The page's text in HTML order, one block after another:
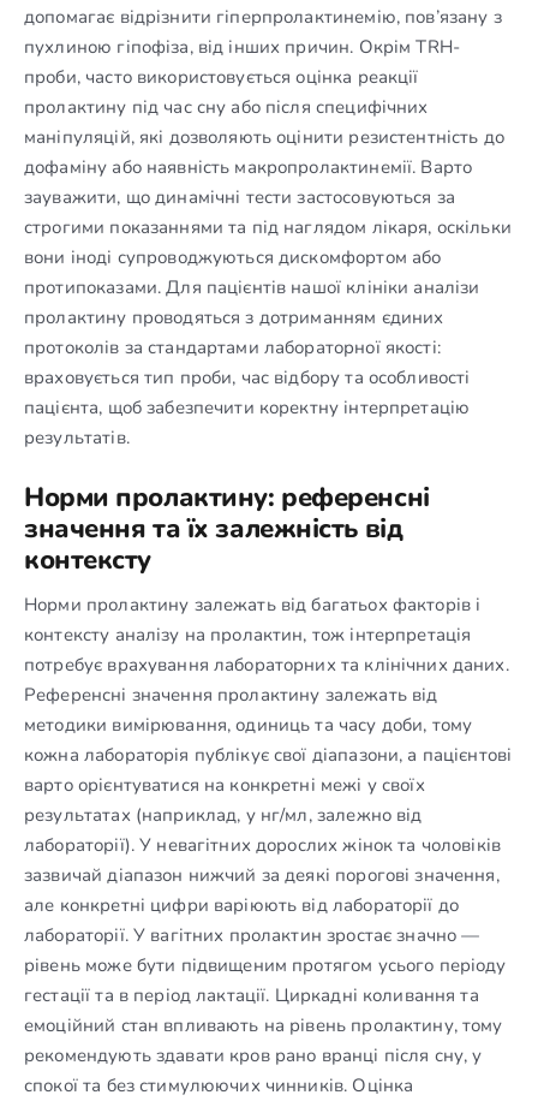
допомагає відрізнити гіперпролактинемію, пов’язану з
пухлиною гіпофіза, від інших причин. Окрім TRH-
проби, часто використовується оцінка реакції
пролактину під час сну або після специфічних
маніпуляцій, які дозволяють оцінити резистентність до
дофаміну або наявність макропролактинемії. Варто
зауважити, що динамічні тести застосовуються за
строгими показаннями та під наглядом лікаря, оскільки
вони іноді супроводжуються дискомфортом або
протипоказами. Для пацієнтів нашої клініки аналізи
пролактину проводяться з дотриманням єдиних
протоколів за стандартами лабораторної якості:
враховується тип проби, час відбору та особливості
пацієнта, щоб забезпечити коректну інтерпретацію
результатів.
Норми пролактину: референсні
значення та їх залежність від
контексту
Норми пролактину залежать від багатьох факторів і
контексту аналізу на пролактин, тож інтерпретація
потребує врахування лабораторних та клінічних даних.
Референсні значення пролактину залежать від
методики вимірювання, одиниць та часу доби, тому
кожна лабораторія публікує свої діапазони, а пацієнтові
варто орієнтуватися на конкретні межі у своїх
результатах (наприклад, у нг/мл, залежно від
лабораторії). У невагітних дорослих жінок та чоловіків
зазвичай діапазон нижчий за деякі порогові значення,
але конкретні цифри варіюють від лабораторії до
лабораторії. У вагітних пролактин зростає значно —
рівень може бути підвищеним протягом усього періоду
гестації та в період лактації. Циркадні коливання та
емоційний стан впливають на рівень пролактину, тому
рекомендують здавати кров рано вранці після сну, у
спокої та без стимулюючих чинників. Оцінка